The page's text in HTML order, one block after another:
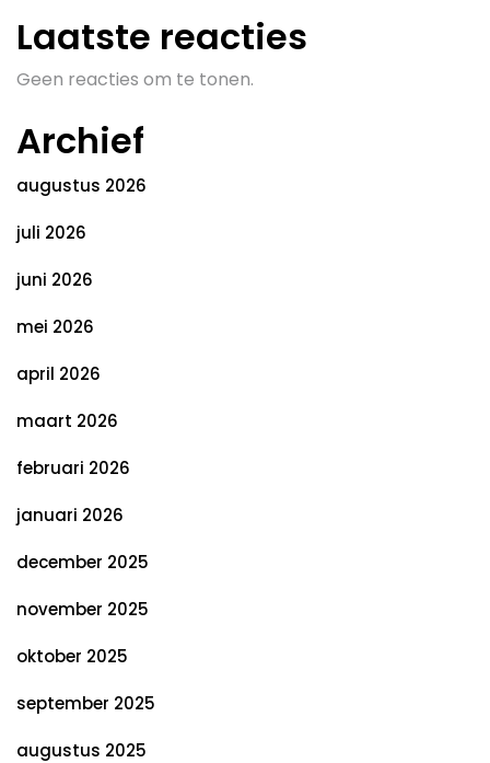
Laatste reacties
Geen reacties om te tonen.
Archief
augustus 2026
juli 2026
juni 2026
mei 2026
april 2026
maart 2026
februari 2026
januari 2026
december 2025
november 2025
oktober 2025
september 2025
augustus 2025